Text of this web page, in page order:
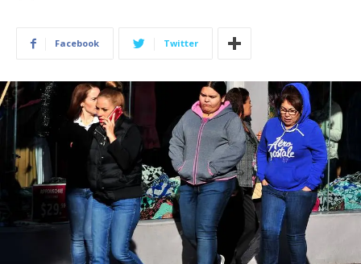
Facebook Twitter